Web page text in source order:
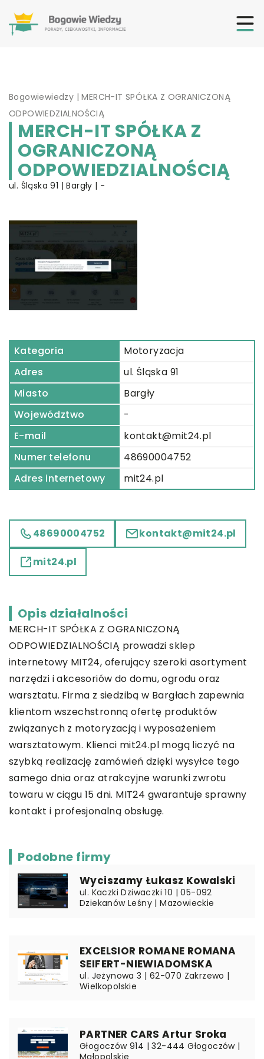
Bogowiewiedzy |MERCH-IT SPÓŁKA Z OGRANICZONĄ
ODPOWIEDZIALNOŚCIĄ
MERCH-IT SPÓŁKA Z
OGRANICZONĄ
ODPOWIEDZIALNOŚCIĄ
ul. Śląska 91 | Bargły | -
Kategoria
Motoryzacja
Adres
ul. Śląska 91
Miasto
Bargły
Województwo
-
E-mail
kontakt@mit24.pl
Numer telefonu
48690004752
Adres internetowy
mit24.pl
48690004752 kontakt@mit24.pl
mit24.pl
Opis działalności
MERCH-IT SPÓŁKA Z OGRANICZONĄ
ODPOWIEDZIALNOŚCIĄ prowadzi sklep
internetowy MIT24, oferujący szeroki asortyment
narzędzi i akcesoriów do domu, ogrodu oraz
warsztatu. Firma z siedzibą w Bargłach zapewnia
klientom wszechstronną ofertę produktów
związanych z motoryzacją i wyposażeniem
warsztatowym. Klienci mit24.pl mogą liczyć na
szybką realizację zamówień dzięki wysyłce tego
samego dnia oraz atrakcyjne warunki zwrotu
towaru w ciągu 15 dni. MIT24 gwarantuje sprawny
kontakt i profesjonalną obsługę.
Podobne firmy
Wyciszamy Łukasz Kowalski
ul. Kaczki Dziwaczki 10 | 05-092
Dziekanów Leśny | Mazowieckie
EXCELSIOR ROMANE ROMANA
SEIFERT-NIEWIADOMSKA
ul. Jeżynowa 3 | 62-070 Zakrzewo |
Wielkopolskie
PARTNER CARS Artur Sroka
Głogoczów 914 | 32-444 Głogoczów |
Małopolskie